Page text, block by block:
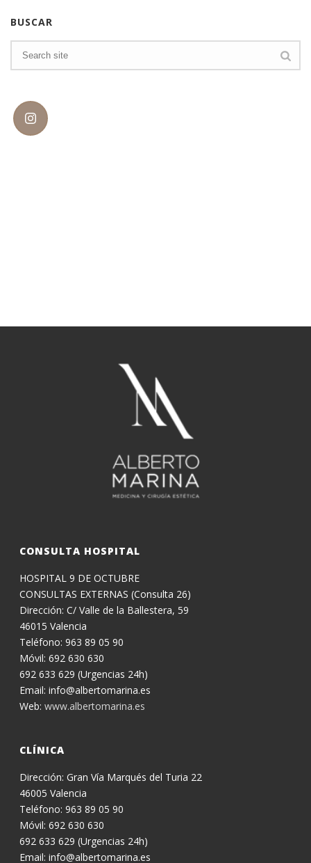
BUSCAR
CONSULTA HOSPITAL
HOSPITAL 9 DE OCTUBRE
CONSULTAS EXTERNAS (Consulta 26)
Dirección: C/ Valle de la Ballestera, 59
46015 Valencia
Teléfono: 963 89 05 90
Móvil: 692 630 630
692 633 629 (Urgencias 24h)
Email: info@albertomarina.es
Web:www.albertomarina.es
CLÍNICA
Dirección: Gran Vía Marqués del Turia 22
46005 Valencia
Teléfono: 963 89 05 90
Móvil: 692 630 630
692 633 629 (Urgencias 24h)
Email: info@albertomarina.es